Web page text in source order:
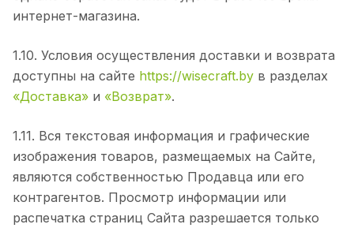
интернет-магазина.
1.10. Условия осуществления доставки и возврата
доступны на сайте https://wisecraft.by в разделах
«Доставка» и «Возврат».
1.11. Вся текстовая информация и графические
изображения товаров, размещаемых на Сайте,
являются собственностью Продавца или его
контрагентов. Просмотр информации или
распечатка страниц Сайта разрешается только